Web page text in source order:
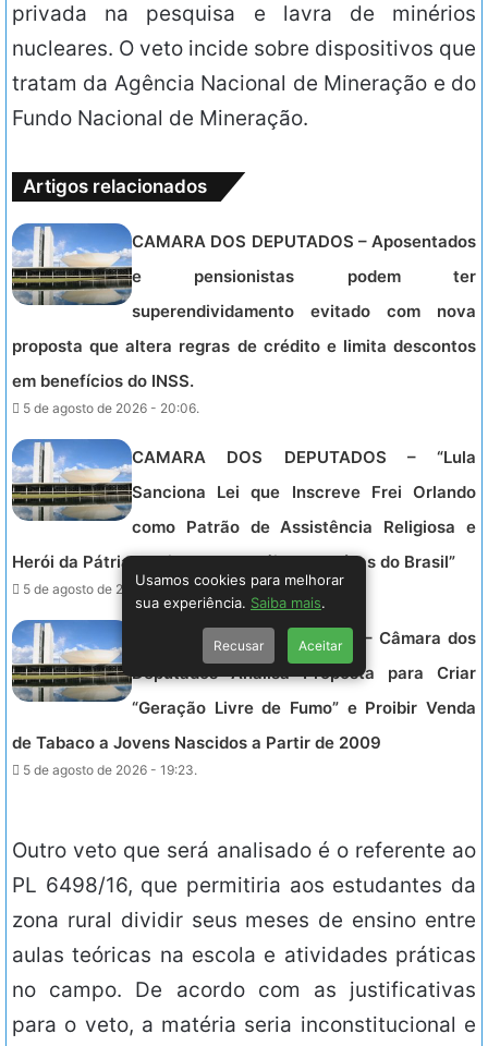
privada na pesquisa e lavra de minérios
nucleares. O veto incide sobre dispositivos que
tratam da Agência Nacional de Mineração e do
Fundo Nacional de Mineração.
Artigos relacionados
CAMARA DOS DEPUTADOS – Aposentados
e pensionistas podem ter
superendividamento evitado com nova
proposta que altera regras de crédito e limita descontos
em benefícios do INSS.
5 de agosto de 2026 - 20:06.
CAMARA DOS DEPUTADOS – “Lula
Sanciona Lei que Inscreve Frei Orlando
como Patrão de Assistência Religiosa e
Herói da Pátria no Livro dos Heróis e Heroínas do Brasil”
5 de agosto de 2026 - 19:34.
CAMARA DOS DEPUTADOS – Câmara dos
Deputados Analisa Proposta para Criar
“Geração Livre de Fumo” e Proibir Venda
de Tabaco a Jovens Nascidos a Partir de 2009
5 de agosto de 2026 - 19:23.
Outro veto que será analisado é o referente ao
PL 6498/16, que permitiria aos estudantes da
zona rural dividir seus meses de ensino entre
aulas teóricas na escola e atividades práticas
no campo. De acordo com as justificativas
para o veto, a matéria seria inconstitucional e
Usamos cookies para melhorar
sua experiência. Saiba mais
Recusar Aceitar